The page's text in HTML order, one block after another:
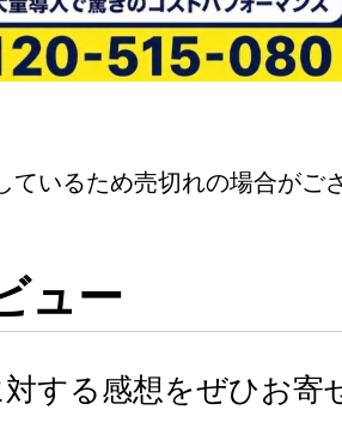
ているため売切れの場合がご
ュー
する感想をぜひお寄